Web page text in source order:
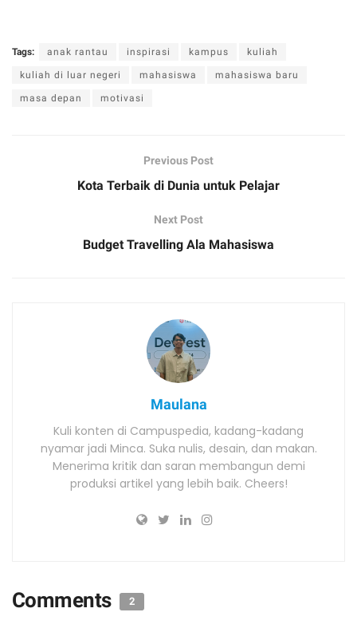
Tags: anak rantau inspirasi kampus kuliah
kuliah di luar negeri mahasiswa mahasiswa baru
masa depan motivasi
Previous Post
Kota Terbaik di Dunia untuk Pelajar
Next Post
Budget Travelling Ala Mahasiswa
Maulana
Kuli konten di Campuspedia, kadang-kadang
nyamar jadi Minca. Suka nulis, desain, dan makan.
Menerima kritik dan saran membangun demi
produksi artikel yang lebih baik. Cheers!
Comments 2